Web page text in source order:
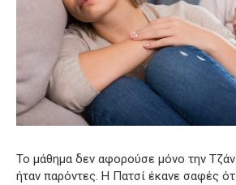
Το μάθημα δεν αφορούσε μόνο την
ήταν παρόντες. Η Πατσί έκανε σαφές